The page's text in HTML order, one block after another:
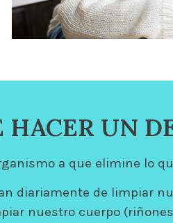
HACER UN
a que elimine lo
diariamente de limpiar
nuestro cuerpo